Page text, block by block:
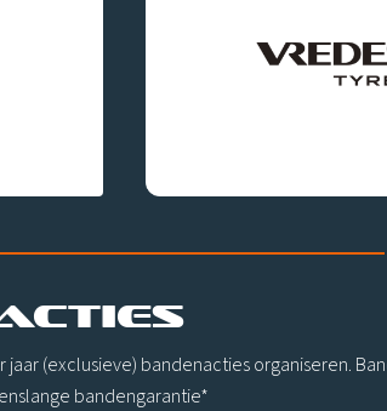
(exclusieve) bandenacties organiseren.
bandengarantie*